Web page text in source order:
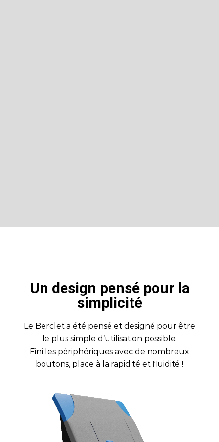
Un design pensé pour la
simplicité
Le Berclet a été pensé et designé pour être
le plus simple d’utilisation possible.
Fini les périphériques avec de nombreux
boutons, place à la rapidité et fluidité !